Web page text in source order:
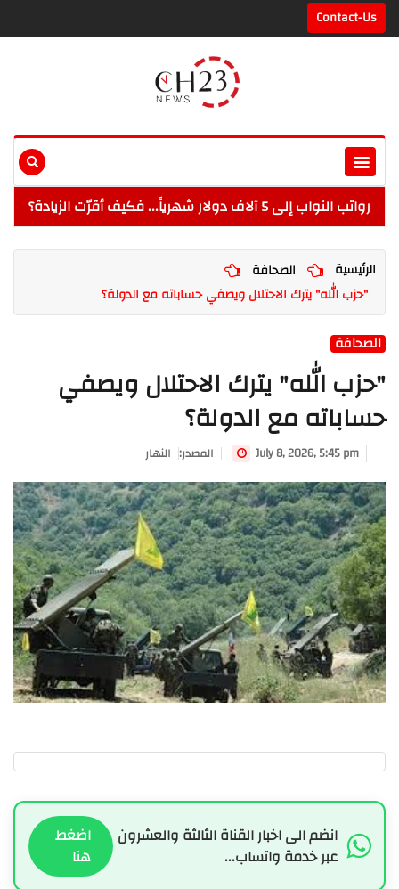
Contact-Us
رواتب النواب إلى 5 آلاف دولار شهرياً... فكيف أقرّت الزيادة؟
الرئيسية
الصحافة
"حزب الله" يترك الاحتلال ويصفي حساباته مع الدولة؟
الصحافة
"حزب الله" يترك الاحتلال ويصفي
حساباته مع الدولة؟
النهار :المصدر July 8, 2026, 5:45 pm
انضم الى اخبار القناة الثالثة والعشرون
عبر خدمة واتساب...
اضغط
هنا